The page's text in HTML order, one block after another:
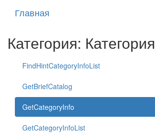
Главная
Категория: Категория
FindHintCategoryInfoList
GetBriefCatalog
GetCategoryInfo
GetCategoryInfoList